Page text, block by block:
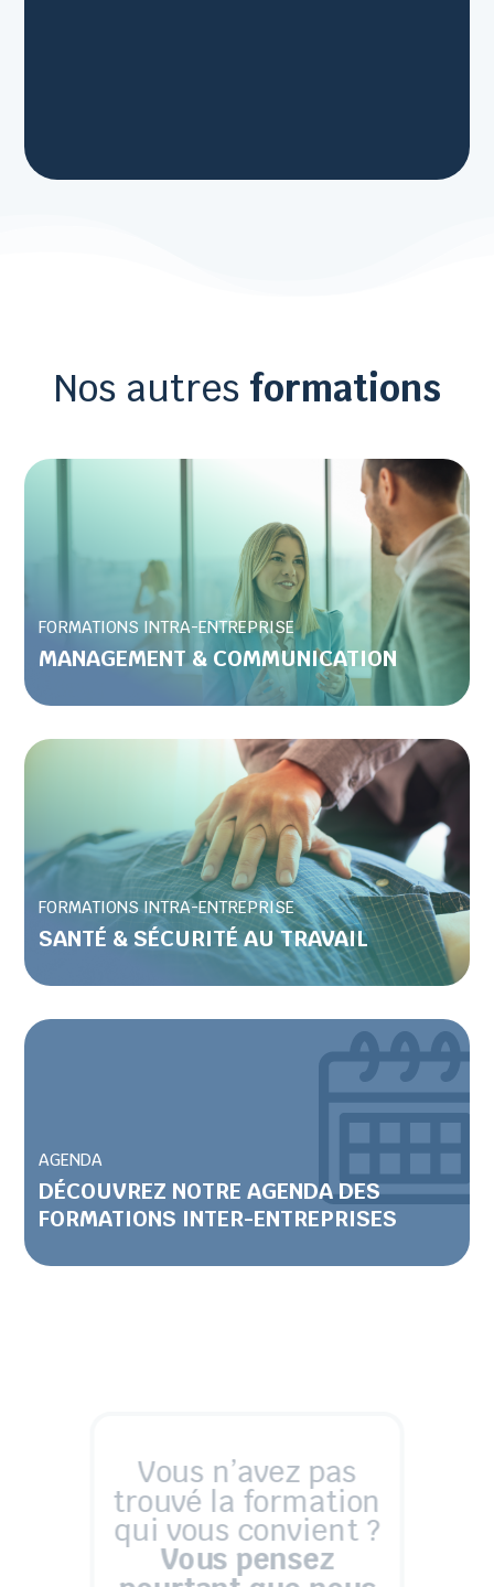
Nos autres formations
FORMATIONS INTRA-ENTREPRISE
MANAGEMENT & COMMUNICATION
FORMATIONS INTRA-ENTREPRISE
SANTÉ & SÉCURITÉ AU TRAVAIL
AGENDA
DÉCOUVREZ NOTRE AGENDA DES
FORMATIONS INTER-ENTREPRISES
Vous n’avez pas
trouvé la formation
qui vous convient ?
Vous pensez